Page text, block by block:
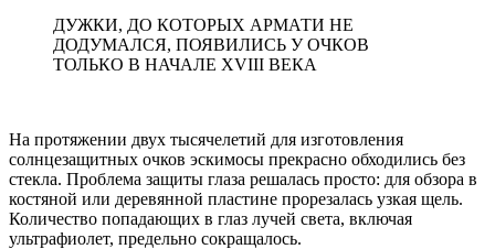
ДУЖКИ, ДО КОТОРЫХ АРМАТИ НЕ
ДОДУМАЛСЯ, ПОЯВИЛИСЬ У ОЧКОВ
ТОЛЬКО В НАЧАЛЕ XVIII ВЕКА
На протяжении двух тысячелетий для изготовления
солнцезащитных очков эскимосы прекрасно обходились без
стекла. Проблема защиты глаза решалась просто: для обзора в
костяной или деревянной пластине прорезалась узкая щель.
Количество попадающих в глаз лучей света, включая
ультрафиолет, предельно сокращалось.